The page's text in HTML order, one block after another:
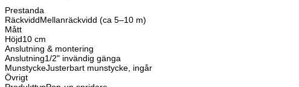
rotor
med
9,7
m
räckvidd
mängd
Prestanda
RäckviddMellanräckvidd (ca 5–10 m)
Mått
Höjd10 cm
Anslutning & montering
Anslutning1/2" invändig gänga
MunstyckeJusterbart munstycke, ingår
Övrigt